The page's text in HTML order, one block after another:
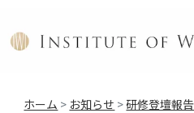
ホーム > お知らせ >研修登壇報告